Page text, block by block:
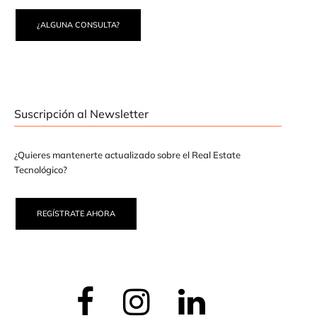
¿ALGUNA CONSULTA?
Suscripción al Newsletter
¿Quieres mantenerte actualizado sobre el Real Estate
Tecnológico?
REGÍSTRATE AHORA